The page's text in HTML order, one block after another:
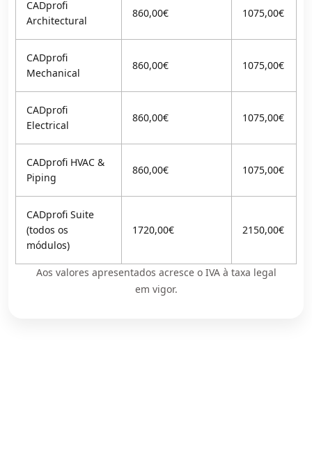
CADprofi
Architectural
860,00€ 1075,00€
CADprofi
Mechanical
860,00€ 1075,00€
CADprofi
Electrical
860,00€ 1075,00€
CADprofi HVAC &
Piping
860,00€ 1075,00€
CADprofi Suite
(todos os
módulos)
1720,00€ 2150,00€
Aos valores apresentados acresce o IVA à taxa legal
em vigor.